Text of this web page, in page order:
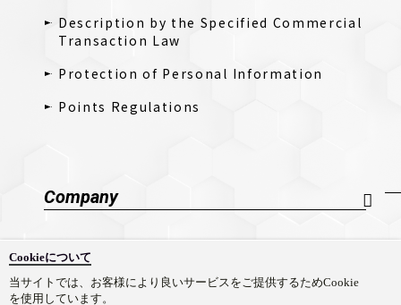
Cookieについて
当サイトでは、お客様により良いサービスをご提供するためCookie
を使用しています。
Description by the Specified Commercial
Transaction Law
Protection of Personal Information
Points Regulations
Company
採用情報